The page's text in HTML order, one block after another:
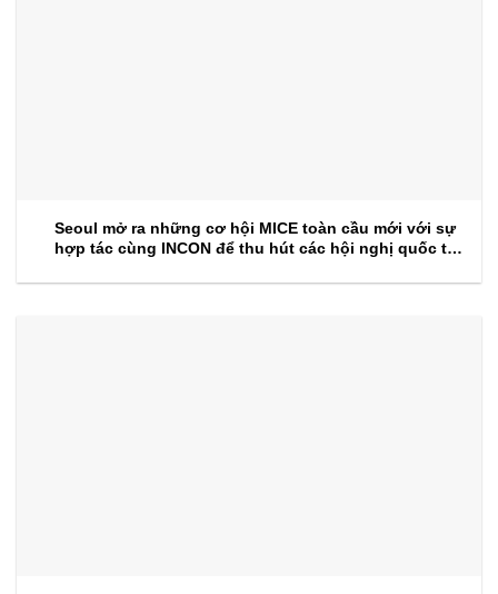
Seoul mở ra những cơ hội MICE toàn cầu mới với sự
hợp tác cùng INCON để thu hút các hội nghị quốc tế